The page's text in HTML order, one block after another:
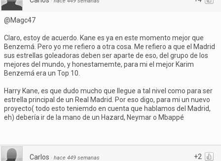
@Magc47
Claro, estoy de acuerdo. Kane es ya en este momento mejor que
Benzemá. Pero yo me refiero a otra cosa. Me refiero a que el Madrid
sus estrellas goleadoras deben ser aparte de eso, del grupo de los
mejores del mundo, y honestamemte, para mi el mejor Karim
Benzemá era un Top 10.
Harry Kane, es que dudo mucho que llegue a tal nivel como para ser
estrella principal de un Real Madrid. Por eso digo, para mi un nuevo
proyecto( todo esto teniemdo en cuenta que hablamos del Madrid,
eh) debería ir de la mano de un Hazard, Neymar o Mbappé
+2
Carlos · hace 449 semanas